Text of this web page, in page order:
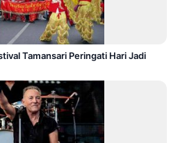
Tamansari Peringati Hari Jadi